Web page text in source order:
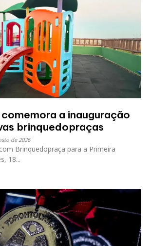
a inauguração
brinquedopraças
de 2026
Brinquedopraça para a Primeira
18...